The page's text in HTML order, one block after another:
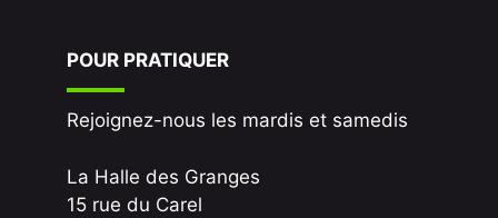
POUR PRATIQUER
Rejoignez-nous les mardis et samedis
La Halle des Granges
15 rue du Carel